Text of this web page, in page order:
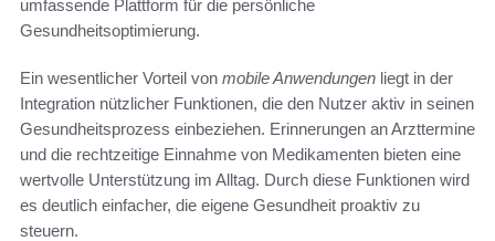
umfassende Plattform für die persönliche
Gesundheitsoptimierung.
Ein wesentlicher Vorteil von mobile Anwendungen liegt in der
Integration nützlicher Funktionen, die den Nutzer aktiv in seinen
Gesundheitsprozess einbeziehen. Erinnerungen an Arzttermine
und die rechtzeitige Einnahme von Medikamenten bieten eine
wertvolle Unterstützung im Alltag. Durch diese Funktionen wird
es deutlich einfacher, die eigene Gesundheit proaktiv zu
steuern.